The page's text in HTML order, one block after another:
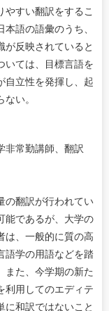
すい翻訳をするこ
語の語彙のうち、
が反映されていると
いては、目標言語を
自立性を発揮し、起
い。
常勤講師、翻訳
の翻訳が行われてい
能であるが、大学の
は、一般的に質の高
語学の用語などを踏
また、今学期の新た
利用してのエディテ
に和訳ではないこと